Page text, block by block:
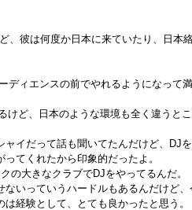
、彼は何度か日本に来ていたり、日本
ディエンスの前でやれるようになって
けど、日本のような環境も全く違うと
イだって話も聞いてたんだけど、DJ
てくれたから印象的だったよ。
の大きなクラブでDJをやってるんだ。
いっていうハードルもあるんだけど、
経験として、とても良かったと思う。